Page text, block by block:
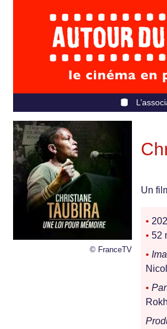
© FranceTV
Un
•
• 52
•
•